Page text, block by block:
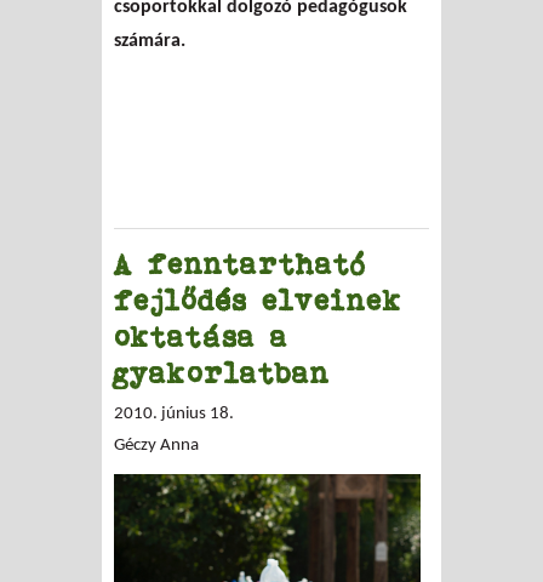
csoportokkal dolgozó pedagógusok
számára.
A fenntartható
fejlődés elveinek
oktatása a
gyakorlatban
2010. június 18.
Géczy Anna